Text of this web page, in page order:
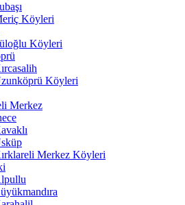
Köyleri
Köyleri
Köyleri
Merkez
Merkez Köyleri